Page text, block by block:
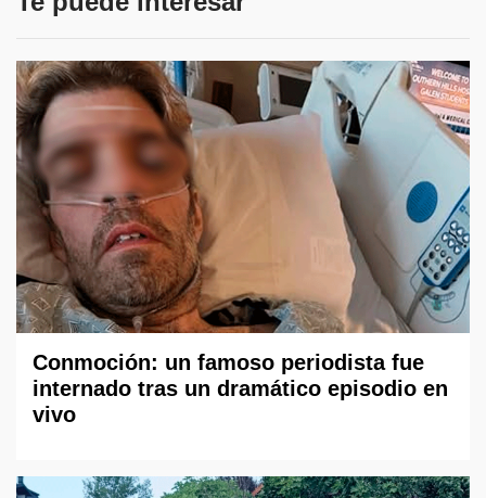
Conmoción: un famoso periodista fue
internado tras un dramático episodio en
vivo